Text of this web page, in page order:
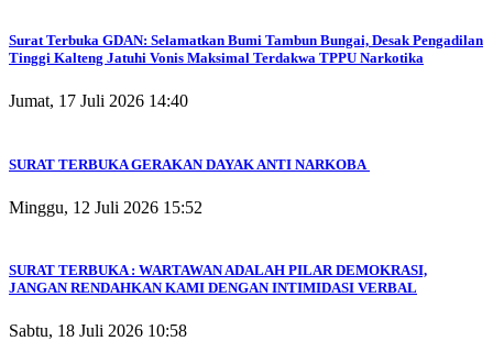
Surat Terbuka GDAN: Selamatkan Bumi Tambun Bungai, Desak Pengadilan
Tinggi Kalteng Jatuhi Vonis Maksimal Terdakwa TPPU Narkotika
Jumat, 17 Juli 2026 14:40
SURAT TERBUKA GERAKAN DAYAK ANTI NARKOBA
Minggu, 12 Juli 2026 15:52
SURAT TERBUKA : WARTAWAN ADALAH PILAR DEMOKRASI,
JANGAN RENDAHKAN KAMI DENGAN INTIMIDASI VERBAL
Sabtu, 18 Juli 2026 10:58